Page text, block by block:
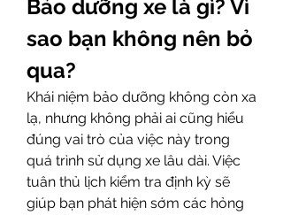
Bảo dưỡng xe là gì? Vì
sao bạn không nên bỏ
qua?
Khái niệm bảo dưỡng không còn xa
lạ, nhưng không phải ai cũng hiểu
đúng vai trò của việc này trong
quá trình sử dụng xe lâu dài. Việc
tuân thủ lịch kiểm tra định kỳ sẽ
giúp bạn phát hiện sớm các hỏng